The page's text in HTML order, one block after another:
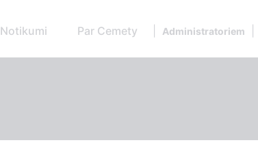
Notikumi Par Cemety Administratoriem